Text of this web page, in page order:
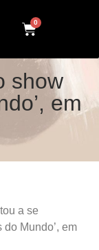
0
show
em
a se
Mundo’, em